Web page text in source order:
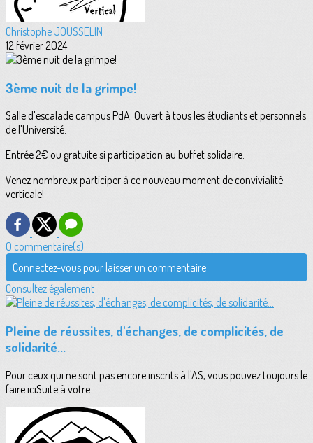
Christophe JOUSSELIN
12 février 2024
3ème nuit de la grimpe!
Salle d'escalade campus PdA. Ouvert à tous les étudiants et personnels
de l'Université.
Entrée 2€ ou gratuite si participation au buffet solidaire.
Venez nombreux participer à ce nouveau moment de convivialité
verticale!
0 commentaire(s)
Connectez-vous pour laisser un commentaire
Consultez également
Pleine de réussites, d'échanges, de complicités, de
solidarité...
Pour ceux qui ne sont pas encore inscrits à l'AS, vous pouvez toujours le
faire iciSuite à votre...